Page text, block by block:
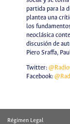
partida para la
plantea una
los
neoclásica
discusión de
Piero Sraffa,
Twitter:
Facebook:
Régimen Legal